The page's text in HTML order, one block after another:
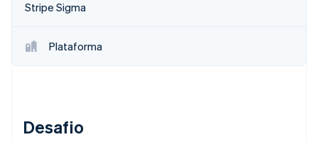
Identity
Veja como a Stripe está construindo a infraestrutura
Assista agora
Stripe Sigma
Plataforma
Desafio